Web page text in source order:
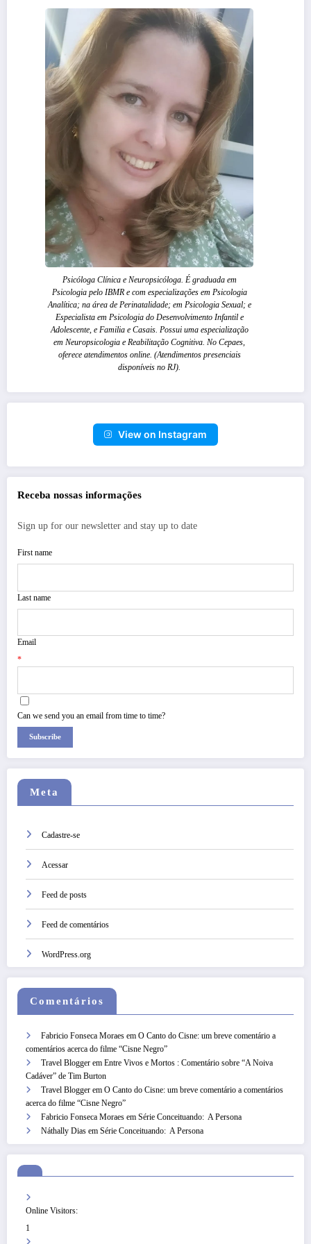
Psicóloga Clínica e Neuropsicóloga. É graduada em
Psicologia pelo IBMR e com especializações em Psicologia
Analítica; na área de Perinatalidade; em Psicologia Sexual; e
Especialista em Psicologia do Desenvolvimento Infantil e
Adolescente, e Familia e Casais. Possui uma especialização
em Neuropsicologia e Reabilitação Cognitiva. No Cepaes,
oferece atendimentos online. (Atendimentos presenciais
disponíveis no RJ).
View on Instagram
Receba nossas informações
Sign up for our newsletter and stay up to date
First name
Last name
Email
*
Can we send you an email from time to time?
Subscribe
Meta
Cadastre-se
Acessar
Feed de posts
Feed de comentários
WordPress.org
Comentários
Fabricio Fonseca Moraes em O Canto do Cisne: um breve comentário a
comentários acerca do filme “Cisne Negro”
Travel Blogger em Entre Vivos e Mortos : Comentário sobre “A Noiva
Cadáver” de Tim Burton
Travel Blogger em O Canto do Cisne: um breve comentário a comentários
acerca do filme “Cisne Negro”
Fabricio Fonseca Moraes em Série Conceituando: A Persona
Náthally Dias em Série Conceituando: A Persona
Online Visitors:
1